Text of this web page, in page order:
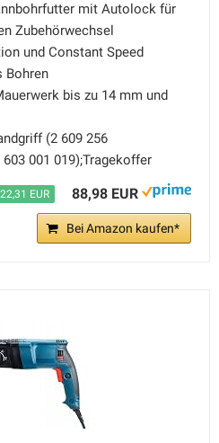
mit Autolock für
Zubehörwechsel
und Constant Speed
Bohren
bis zu 14 mm und
(2 609 256
001 019);Tragekoffer
EUR 88,98 EUR
Bei Amazon kaufen*